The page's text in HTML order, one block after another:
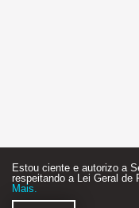
Estou ciente e autorizo a
respeitando a Lei Geral de
Mais.